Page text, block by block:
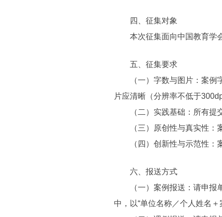
四、征集对象
本次征集面向中国教育学
五、征集要求
（一）字数与图片：案例字
片应清晰（分辨率不低于
（二）实践基础：所有提交
（三）原创性与真实性：案
（四）创新性与示范性：案
六、报送方式
（一）案例报送：请申报单
中，以“单位名称／个人姓名